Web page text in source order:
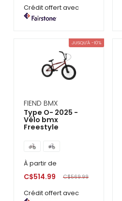
Crédit offert avec
JUSQU'À -10%
FIEND BMX
Type O- 2025 -
Vélo bmx
Freestyle
À partir de
C$514.99 C$569.99
Crédit offert avec